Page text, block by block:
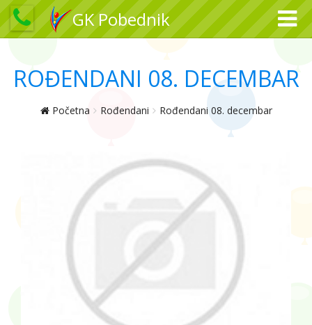
GK Pobednik
ROĐENDANI 08. DECEMBAR
Početna Rođendani Rođendani 08. decembar